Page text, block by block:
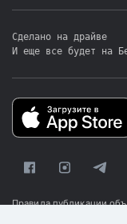
Сделано на драйве
И еще все будет на
Правила публикации